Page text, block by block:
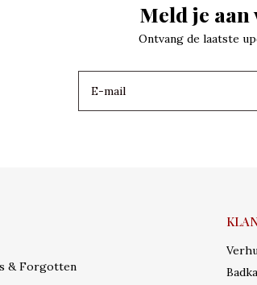
Meld je
Ontvang de laatste
& Forgotten